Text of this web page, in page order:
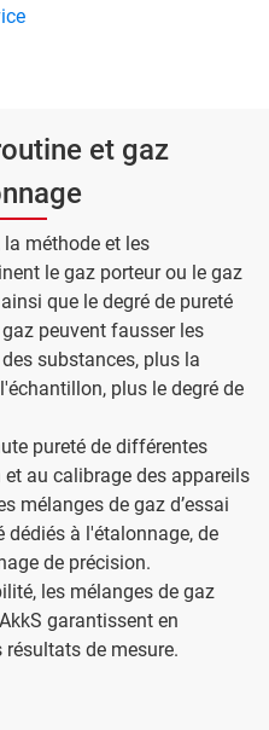
et gaz
méthode et les
le gaz porteur ou le gaz
que le degré de pureté
peuvent fausser les
substances, plus la
plus le degré de
pureté de différentes
au calibrage des appareils
mélanges de gaz d’essai
à l'étalonnage, de
de précision.
les mélanges de gaz
garantissent en
de mesure.